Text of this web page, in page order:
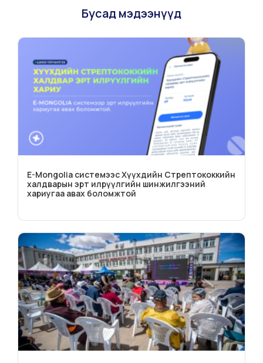
Бусад мэдээнүүд
E-Mongolia системээс Хүүхдийн Стрептококкийн
халдварын эрт илрүүлгийн шинжилгээний
хариугаа авах боломжтой